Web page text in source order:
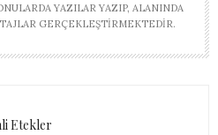
YAZILAR YAZIP, ALANINDA
GERÇEKLEŞTIRMEKTEDIR.
Etekler